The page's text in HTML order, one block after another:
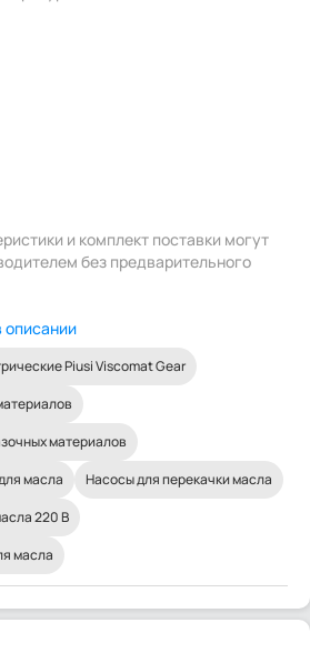
и комплект поставки могут
без предварительного
Piusi Viscomat Gear
материалов
масла
Насосы для перекачки масла
220 В
масла